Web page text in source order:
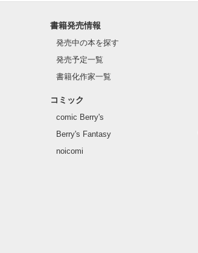
書籍発売情報
発売中の本を探す
発売予定一覧
書籍化作家一覧
コミック
comic Berry's
Berry's Fantasy
noicomi